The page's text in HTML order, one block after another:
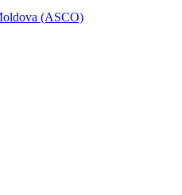
(ASCO)